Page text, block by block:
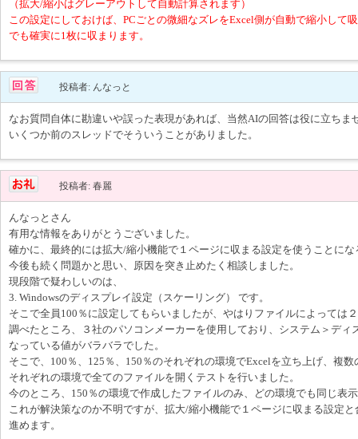
（拡大/縮小はグレーアウトして自動計算されます）
この設定にしておけば、PCごとの微細なズレをExcel側が自動で縮小して
でも確実に1枚に収まります。
投稿者: んなっと
なお質問自体に勘違いや誤った表現があれば、当然AIの回答は役に立ちま
いくつか前のスレッドでそういうことがありました。
投稿者: 春麗
んなっとさん
有用な情報をありがとうございました。
確かに、最終的には拡大/縮小機能で１ページに収まる設定を使うことに
今後も続く問題かと思い、原因を突き止めたく相談しました。
現段階で疑わしいのは、
3. Windowsのディスプレイ設定（スケーリング） です。
そこで全員100％に設定してもらいましたが、やはりファイルによっては
調べたところ、３社のパソコンメーカーを使用しており、システム＞ディ
なっている値がバラバラでした。
そこで、100％、125％、150％のそれぞれの環境でExcelを立ち上げ、複
それぞれの環境で全てのファイルを開くテストを行いました。
今のところ、150％の環境で作成したファイルのみ、どの環境でも同じ表
これが解決策なのか不明ですが、拡大/縮小機能で１ページに収まる設定
進めます。